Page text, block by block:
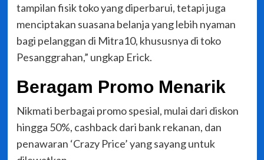
tampilan fisik toko yang diperbarui, tetapi juga
menciptakan suasana belanja yang lebih nyaman
bagi pelanggan di Mitra10, khususnya di toko
Pesanggrahan,” ungkap Erick.
Beragam Promo Menarik
Nikmati berbagai promo spesial, mulai dari diskon
hingga 50%, cashback dari bank rekanan, dan
penawaran ‘Crazy Price’ yang sayang untuk